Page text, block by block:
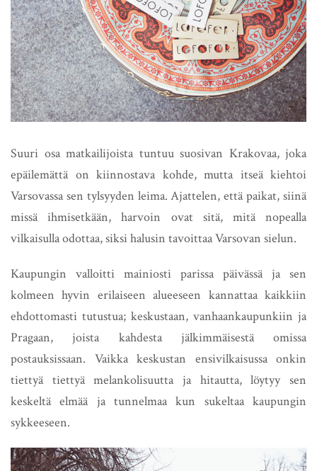
Suuri osa matkailijoista tuntuu suosivan Krakovaa, joka
epäilemättä on kiinnostava kohde, mutta itseä kiehtoi
Varsovassa sen tylsyyden leima. Ajattelen, että paikat, siinä
missä ihmisetkään, harvoin ovat sitä, mitä nopealla
vilkaisulla odottaa, siksi halusin tavoittaa Varsovan sielun.
Kaupungin valloitti mainiosti parissa päivässä ja sen
kolmeen hyvin erilaiseen alueeseen kannattaa kaikkiin
ehdottomasti tutustua; keskustaan, vanhaankaupunkiin ja
Pragaan, joista kahdesta jälkimmäisestä omissa
postauksissaan. Vaikka keskustan ensivilkaisussa onkin
tiettyä tiettyä melankolisuutta ja hitautta, löytyy sen
keskeltä elmää ja tunnelmaa kun sukeltaa kaupungin
sykkeeseen.